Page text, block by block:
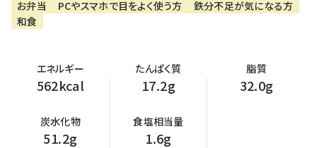
お弁当 PCやスマホで目をよく使う方
鉄分不足が気になる方
和食
エネルギー
562kcal
たんぱく質
17.2g
脂質
32.0g
炭水化物
51.2g
食塩相当量
1.6g